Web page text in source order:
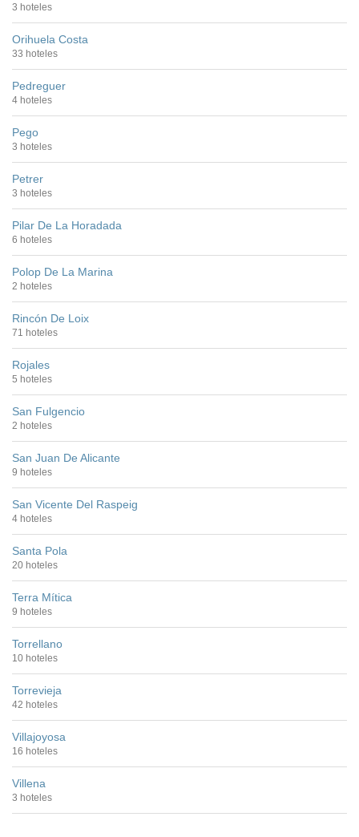
3 hoteles
Orihuela Costa
33 hoteles
Pedreguer
4 hoteles
Pego
3 hoteles
Petrer
3 hoteles
Pilar De La Horadada
6 hoteles
Polop De La Marina
2 hoteles
Rincón De Loix
71 hoteles
Rojales
5 hoteles
San Fulgencio
2 hoteles
San Juan De Alicante
9 hoteles
San Vicente Del Raspeig
4 hoteles
Santa Pola
20 hoteles
Terra Mítica
9 hoteles
Torrellano
10 hoteles
Torrevieja
42 hoteles
Villajoyosa
16 hoteles
Villena
3 hoteles